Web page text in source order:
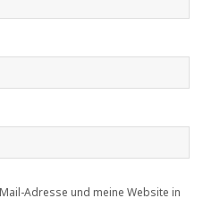
Adresse und meine Website in